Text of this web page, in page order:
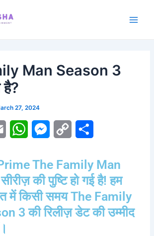
Man Season 3
है?
27, 2024
a
i
l
W
a
t
s
A
M
s
s
e
n
p
y
L
r
e
The Family Man
की पुष्टि हो गई है! हम
में किसी समय The Family
3 की रिलीज़ डेट की उम्मीद